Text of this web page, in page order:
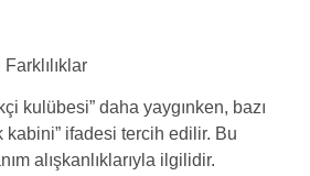
kulübesi” daha yaygınken, bazı
kabini” ifadesi tercih edilir. Bu
alışkanlıklarıyla ilgilidir.